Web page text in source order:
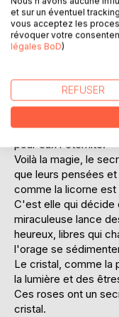
aiment les sources
constamment. Les
compagnons de
toujours dans les
Ce qui est magique
connaissent les
transparence de
la vie. Il existe des
pour eux l'éternité.
Voilà la magie, le
que leurs pensées
comme la licorne
C'est elle qui décide
miraculeuse lance
heureux, libres qui
l'orage se
Le cristal, comme la
la lumière et des
Ces roses ont un
cristal.
et sur un éventuel
vous acceptez les
révoquer votre
légales BoD)
REFUSER